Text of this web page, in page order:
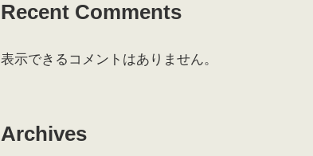
Recent Comments
表示できるコメントはありません。
Archives